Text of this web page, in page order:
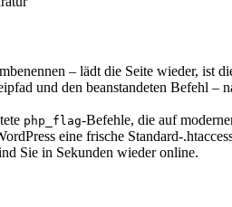
– lädt die Seite wieder, ist
und den beanstandeten Befehl –
php_flag-Befehle, die auf
eine frische Standard-
Sie in Sekunden wieder online.